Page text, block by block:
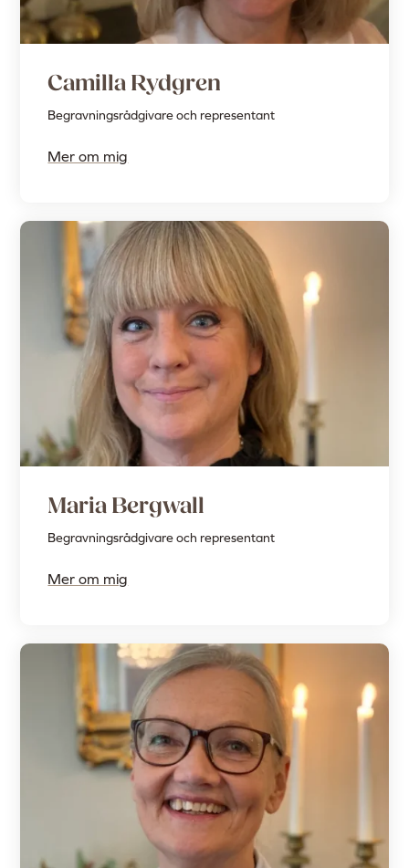
Camilla Rydgren
Begravningsrådgivare och representant
Mer om mig
Maria Bergwall
Begravningsrådgivare och representant
Mer om mig